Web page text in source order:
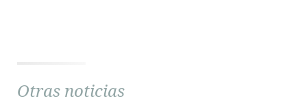
Otras noticias